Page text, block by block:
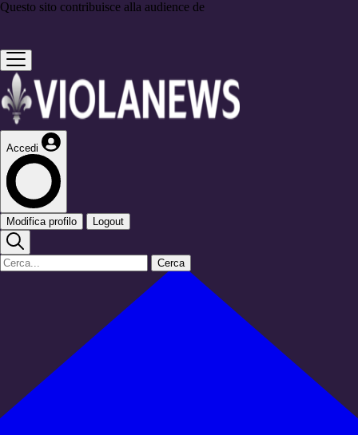
Questo sito contribuisce alla audience de
Accedi
Modifica profilo Logout
Cerca